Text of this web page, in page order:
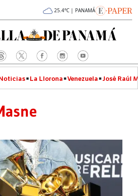
25.4°C | PANAMÁ
La Llorona Venezuela José Raúl